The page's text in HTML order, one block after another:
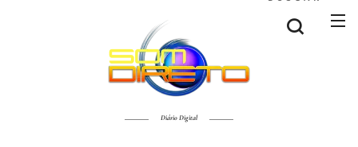
Diário Digital